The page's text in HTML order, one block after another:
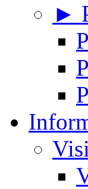
►